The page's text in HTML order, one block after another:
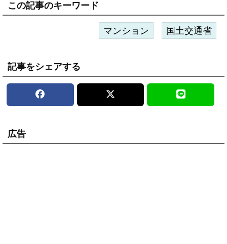
この記事のキーワード
マンション 国土交通省
記事をシェアする
広告